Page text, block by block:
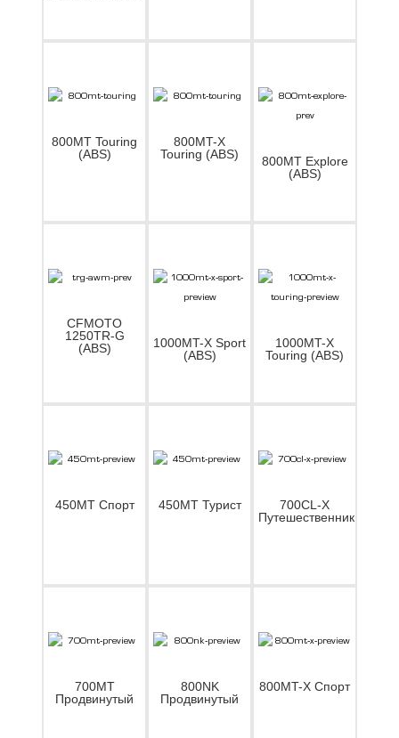
800MT Touring
(ABS)
800MT-X
Touring (ABS)
800MT Explore
(ABS)
CFMOTO
1250TR-G
(ABS)
1000MT-X Sport
(ABS)
1000MT-X
Touring (ABS)
450MT Спорт 450MT Турист
700CL-X
Путешественник
700MT
Продвинутый
800NK
Продвинутый
800MT-X Спорт